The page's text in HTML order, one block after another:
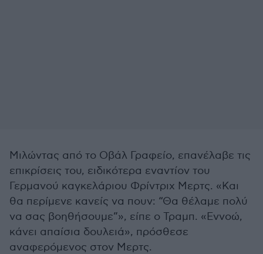
Μιλώντας από το Οβάλ Γραφείο, επανέλαβε τις
επικρίσεις του, ειδικότερα εναντίον του
Γερμανού καγκελάριου Φρίντριχ Μερτς. «Και
θα περίμενε κανείς να πουν: “Θα θέλαμε πολύ
να σας βοηθήσουμε”», είπε ο Τραμπ. «Εννοώ,
κάνει απαίσια δουλειά», πρόσθεσε
αναφερόμενος στον Μερτς.